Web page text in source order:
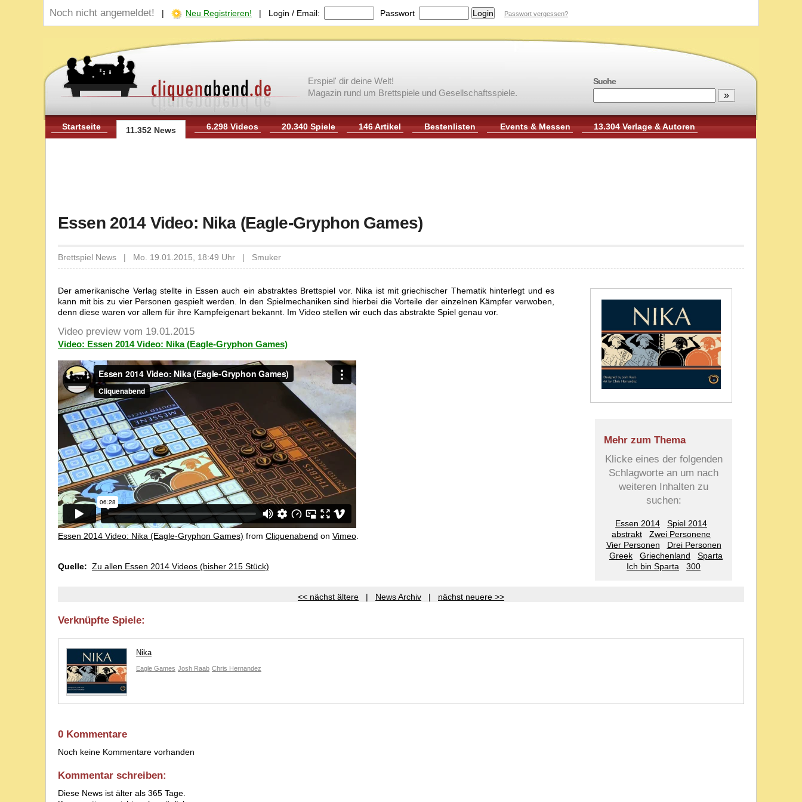
Noch nicht angemeldet! | Neu Registrieren! | Login / Email: Passwort Passwort vergessen?
Suche
Erspiel' dir deine Welt!
Magazin rund um Brettspiele und Gesellschaftsspiele.
Startseite 11.352 News 6.298 Videos 20.340 Spiele 146 Artikel Bestenlisten Events & Messen 13.304 Verlage & Autoren
Essen 2014 Video: Nika (Eagle-Gryphon Games)
Brettspiel News | Mo. 19.01.2015, 18:49 Uhr | Smuker
Mehr zum Thema
Klicke eines der folgenden
Schlagworte an um nach
weiteren Inhalten zu
suchen:
Essen 2014
Spiel 2014
abstrakt
Zwei Personene
Vier Personen
Drei Personen
Greek
Griechenland
Sparta
Ich bin Sparta
300
Der amerikanische Verlag stellte in Essen auch ein abstraktes Brettspiel vor. Nika ist mit griechischer Thematik hinterlegt und es
kann mit bis zu vier Personen gespielt werden. In den Spielmechaniken sind hierbei die Vorteile der einzelnen Kämpfer verwoben,
denn diese waren vor allem für ihre Kampfeigenart bekannt. Im Video stellen wir euch das abstrakte Spiel genau vor.
Video preview vom 19.01.2015
Video: Essen 2014 Video: Nika (Eagle-Gryphon Games)
Essen 2014 Video: Nika (Eagle-Gryphon Games) from Cliquenabend on Vimeo
Quelle: Zu allen Essen 2014 Videos (bisher 215 Stück)
<< nächst ältere | News Archiv | nächst neuere >>
Verknüpfte Spiele:
Nika
Eagle Games Josh Raab Chris Hernandez
0 Kommentare
Noch keine Kommentare vorhanden
Kommentar schreiben:
Diese News ist älter als 365 Tage.